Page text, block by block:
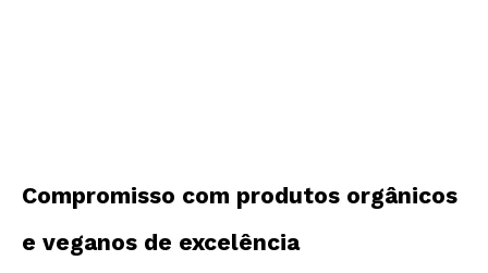
Compromisso com produtos orgânicos
e veganos de excelência